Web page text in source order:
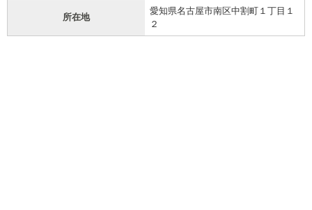
所在地
愛知県名古屋市南区中割町１丁目１
２